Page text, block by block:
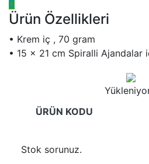
Ürün Özellikleri
• Krem iç , 70 gram
• 15 x 21 cm Spiralli Ajandalar
ÜRÜN KODU
Stok sorunuz.